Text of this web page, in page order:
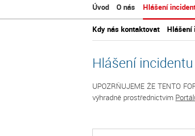
Úvod O nás Hlášení
Kdy nás kontaktovat Hlášení
Hlášení
UPOZRŇUJEME ŽE TENTO
výhradně prostřednictvím